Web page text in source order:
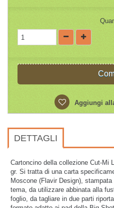
Aggiungi
DETTAGLI
Cartoncino della collezione Cut-Mi
gr. Si tratta di una carta
Moscone (Flavir Design),
tema, da utilizzare abbinata alla
foglio, da tagliare in due parti